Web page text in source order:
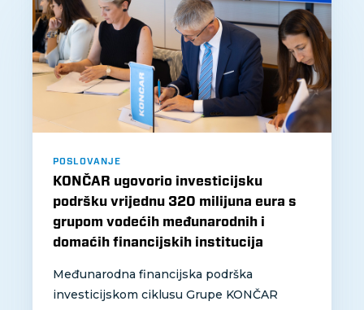
POSLOVANJE
KONČAR ugovorio investicijsku
podršku vrijednu 320 milijuna eura s
grupom vodećih međunarodnih i
domaćih financijskih institucija
Međunarodna financijska podrška
investicijskom ciklusu Grupe KONČAR